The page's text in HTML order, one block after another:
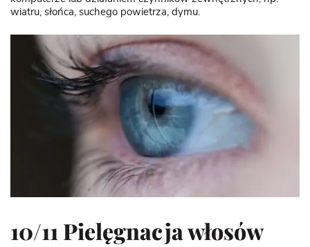
wiatru, słońca, suchego powietrza, dymu.
10/11 Pielęgnacja włosów